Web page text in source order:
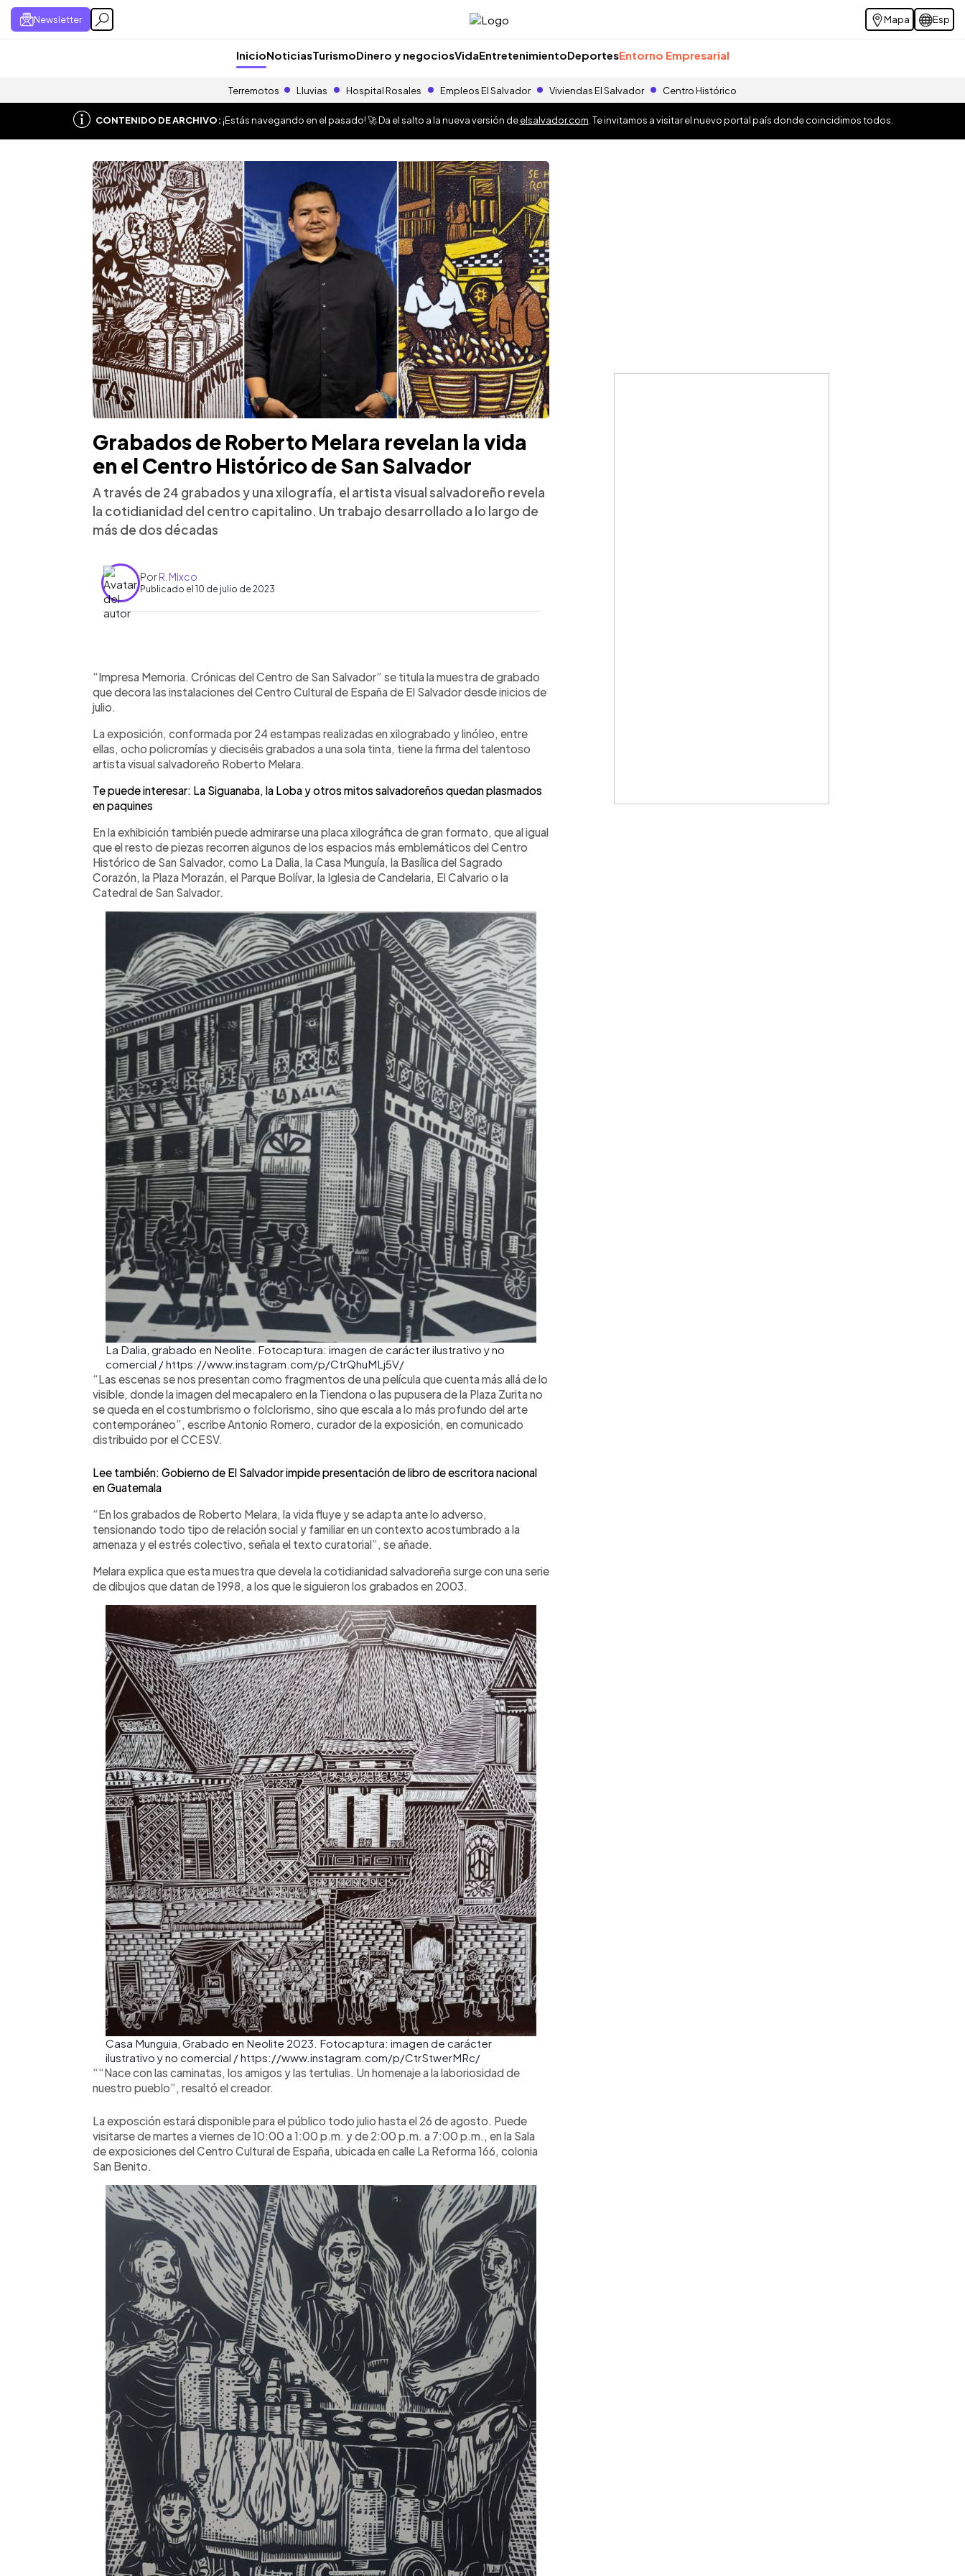
Newsletter Mapa Esp
InicioNoticiasTurismoDinero y negociosVidaEntretenimientoDeportesEntorno Empresarial
Terremotos Lluvias Hospital Rosales Empleos El Salvador Viviendas El Salvador Centro Histórico
CONTENIDO DE ARCHIVO:¡Estás navegando en el pasado! 🚀 Da el salto a la nueva versión deelsalvador.com . Te invitamos a visitar el nuevo portal país donde coincidimos todos.
Grabados de Roberto Melara revelan la vida
en el Centro Histórico de San Salvador
A través de 24 grabados y una xilografía, el artista visual salvadoreño revela
la cotidianidad del centro capitalino. Un trabajo desarrollado a lo largo de
más de dos décadas
PorR. Mixco
Publicado el 10 de julio de 2023
► Escuchar artículo
“Impresa Memoria. Crónicas del Centro de San Salvador” se titula la muestra de grabado
que decora las instalaciones del Centro Cultural de España de El Salvador desde inicios de
julio.
La exposición, conformada por 24 estampas realizadas en xilograbado y linóleo, entre
ellas, ocho policromías y dieciséis grabados a una sola tinta, tiene la firma del talentoso
artista visual salvadoreño Roberto Melara.
Te puede interesar: La Siguanaba, la Loba y otros mitos salvadoreños quedan plasmados
en paquines
En la exhibición también puede admirarse una placa xilográfica de gran formato, que al igual
que el resto de piezas recorren algunos de los espacios más emblemáticos del Centro
Histórico de San Salvador, como La Dalia, la Casa Munguía, la Basílica del Sagrado
Corazón, la Plaza Morazán, el Parque Bolívar, la Iglesia de Candelaria, El Calvario o la
Catedral de San Salvador.
La Dalia, grabado en Neolite. Fotocaptura: imagen de carácter ilustrativo y no
comercial / https://www.instagram.com/p/CtrQhuMLj5V/
“Las escenas se nos presentan como fragmentos de una película que cuenta más allá de lo
visible, donde la imagen del mecapalero en la Tiendona o las pupusera de la Plaza Zurita no
se queda en el costumbrismo o folclorismo, sino que escala a lo más profundo del arte
contemporáneo”, escribe Antonio Romero, curador de la exposición, en comunicado
distribuido por el CCESV.
Lee también: Gobierno de El Salvador impide presentación de libro de escritora nacional
en Guatemala
“En los grabados de Roberto Melara, la vida fluye y se adapta ante lo adverso,
tensionando todo tipo de relación social y familiar en un contexto acostumbrado a la
amenaza y el estrés colectivo, señala el texto curatorial”, se añade.
Melara explica que esta muestra que devela la cotidianidad salvadoreña surge con una serie
de dibujos que datan de 1998, a los que le siguieron los grabados en 2003.
Casa Munguia, Grabado en Neolite 2023. Fotocaptura: imagen de carácter
ilustrativo y no comercial / https://www.instagram.com/p/CtrStwerMRc/
““Nace con las caminatas, los amigos y las tertulias. Un homenaje a la laboriosidad de
nuestro pueblo”, resaltó el creador.
La exposción estará disponible para el público todo julio hasta el 26 de agosto. Puede
visitarse de martes a viernes de 10:00 a 1:00 p.m. y de 2:00 p.m. a 7:00 p.m., en la Sala
de exposiciones del Centro Cultural de España, ubicada en calle La Reforma 166, colonia
San Benito.